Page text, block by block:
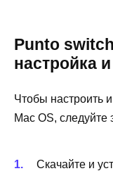
Punto
настройка
Чтобы настроить
Mac OS, следуйте
Скачайте и